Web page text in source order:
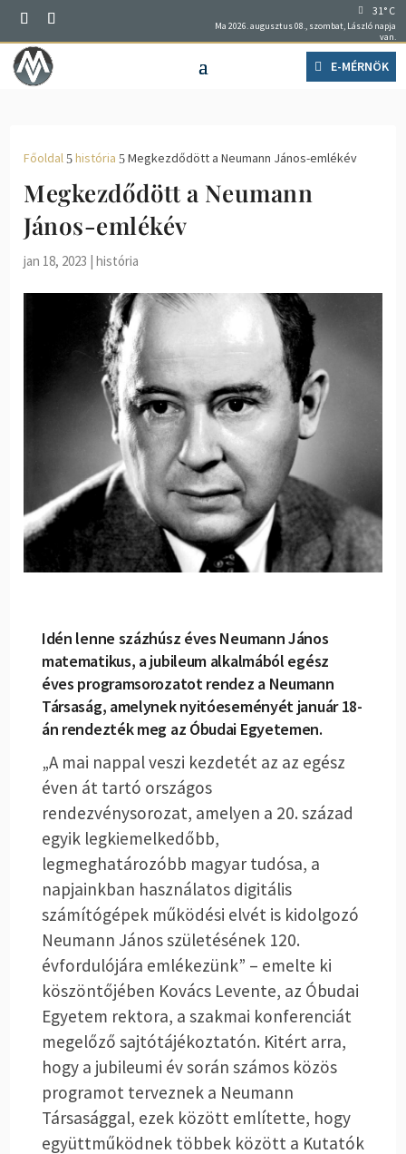
31° C
Ma 2026. augusztus 08., szombat, László napja
van.
E-MÉRNÖK
Főoldal 5 história 5 Megkezdődött a Neumann János-emlékév
Megkezdődött a Neumann
János-emlékév
jan 18, 2023 |história
Idén lenne százhúsz éves Neumann János
matematikus, a jubileum alkalmából egész
éves programsorozatot rendez a Neumann
Társaság, amelynek nyitóeseményét január 18-
án rendezték meg az Óbudai Egyetemen.
„A mai nappal veszi kezdetét az az egész
éven át tartó országos
rendezvénysorozat, amelyen a 20. század
egyik legkiemelkedőbb,
legmeghatározóbb magyar tudósa, a
napjainkban használatos digitális
számítógépek működési elvét is kidolgozó
Neumann János születésének 120.
évfordulójára emlékezünk” – emelte ki
köszöntőjében Kovács Levente, az Óbudai
Egyetem rektora, a szakmai konferenciát
megelőző sajtótájékoztatón. Kitért arra,
hogy a jubileumi év során számos közös
programot terveznek a Neumann
Társasággal, ezek között említette, hogy
együttműködnek többek között a Kutatók